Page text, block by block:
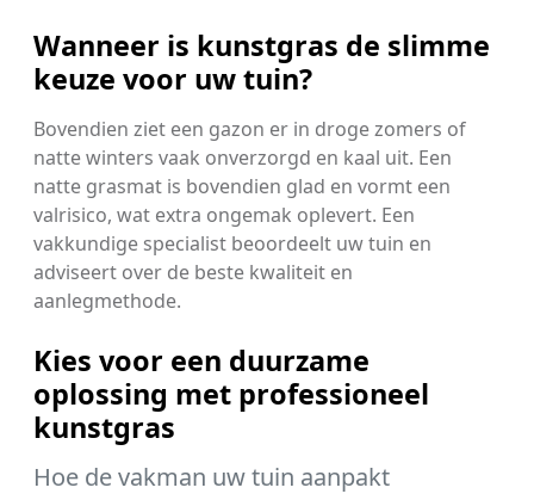
Wanneer is kunstgras de slimme
keuze voor uw tuin?
Bovendien ziet een gazon er in droge zomers of
natte winters vaak onverzorgd en kaal uit. Een
natte grasmat is bovendien glad en vormt een
valrisico, wat extra ongemak oplevert. Een
vakkundige specialist beoordeelt uw tuin en
adviseert over de beste kwaliteit en
aanlegmethode.
Kies voor een duurzame
oplossing met professioneel
kunstgras
Hoe de vakman uw tuin aanpakt